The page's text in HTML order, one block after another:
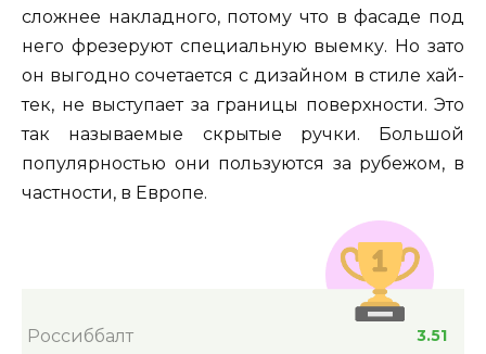
сложнее накладного, потому что в фасаде под
него фрезеруют специальную выемку. Но зато
он выгодно сочетается с дизайном в стиле хай-
тек, не выступает за границы поверхности. Это
так называемые скрытые ручки. Большой
популярностью они пользуются за рубежом, в
частности, в Европе.
Россиббалт 3.51